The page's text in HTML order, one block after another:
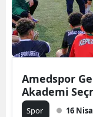
Amedspor
Akademi
Spor 16